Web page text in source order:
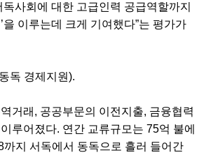
사회에 대한 고급인력 공급역할까지
을 이루는데 크게 기여했다”는 평가가
독 경제지원).
거래, 공공부문의 이전지출, 금융협력
루어졌다. 연간 교류규모는 75억 불에
까지 서독에서 동독으로 흘러 들어간